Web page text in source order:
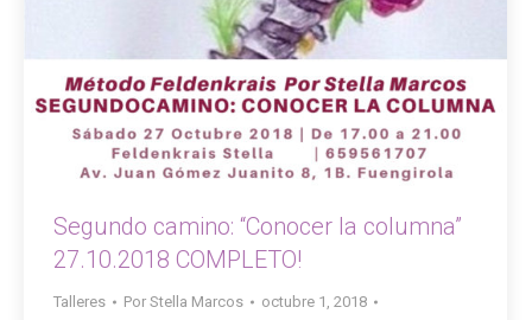
Segundo camino: “Conocer la columna”
27.10.2018 COMPLETO!
Talleres Por Stella Marcos
octubre 1, 2018